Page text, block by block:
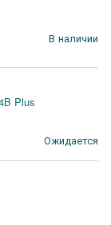
В наличии
Plus
Ожидается